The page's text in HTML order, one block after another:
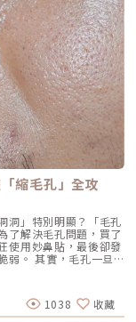
保濕度均有顯著提
映皺紋減少、肌膚更緊
et al., 2022）璞
如阿斯匹靈、維他命
夜與重度壓力術後：
三溫暖 一週內避免臉部
果延長璞菲洛副作用
，生物相容性極佳，副
微紅 局部輕微瘀青
壓痛感，通常在數天
風險最關鍵的因素。
的演變，越來越多人
或過度膨脹。Profhilo
」式作用。Profhilo
真皮層，從底層刺激
讓效果柔和自然，能
自然老化的邏輯。此
與「預防型保養」的
，不需像肉毒桿菌那樣
對於生活忙碌、注重效
延緩老化、提升膚質的
過Profhilo逆時針療
程效果。璞菲洛
差別？ 水光著重在肌
用層次更深，不只補
整體彈性與緊緻度。它
峰效果會在術後 2–3
維持時間：在規律的
。四、 蔡醫師的減齡
」的音波，但我始終堅
量可能造成脂肪萎縮
客人的臉型厚薄、鬆弛
議處方： 施作區
再生針（瑞德喜）進行
架支撐。這種「由內拉
五、 2026 醫美行情與
市場行情落差很大。身
成本、儀器維護、以
權：施打前請掃描儀
擇認證醫師：音波拉
，才能在「安全邊界
就更好的自己我常
「找回最巔峰狀態的
自信的微笑，那是我身
國音波第二代的精準
寸肌膚的張力。如果
適合自己，歡迎預約來
出最適合您的減齡計
法正常代謝，與油脂
無氧毛孔成為痤瘡桿
細菌代謝物引發免疫
痘痘。在這四個環節
。傳統的治療方式，如
有口服 A 酸能夠有效抑
療嚴重痘痘的終極武
戰痘雷射的誕
藥的情況下，精準且長
1726nm 的物理奇蹟
瘡的醫療儀器。它的核
1726nm 波長？「專
不同的目標物（如黑色
殊，它在人體組織
的 2 倍。當 AviClear
「皮脂腺」大量吸
腺細胞，變得萎縮、分
，痤瘡桿菌也失去了生
藍寶石冷卻系統：
皮脂腺，表皮會不會被
備了專屬的 AviCool™
後，冷卻系統會持續
熱傷害、避免術後反
藥的情況下（視個人
射 vs. 藍雷射與傳統療
縮毛孔」全攻
洞」特別明顯？「毛孔
了解決毛孔問題，買了
使用妙鼻貼，最後卻發
弱。 其實，毛孔一旦
品是很難「完全逆轉」
是哪一種「型」，才
療程，全面拯救毛孔粗
大的 6大元兇在探討怎
1038 收藏